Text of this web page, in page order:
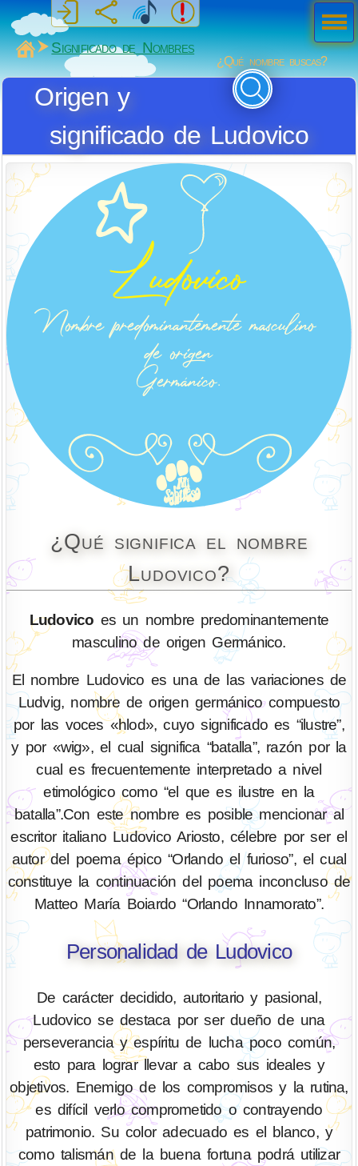
MiSabueso
Significado de Nombres
¿Qué nombre buscas?
Origen y
significado de Ludovico
¿Qué significa el nombre
Ludovico?
Ludovico es un nombre predominantemente
masculino de origen Germánico.
El nombre Ludovico es una de las variaciones de
Ludvig, nombre de origen germánico compuesto
por las voces «hlod», cuyo significado es “ilustre”,
y por «wig», el cual significa “batalla”, razón por la
cual es frecuentemente interpretado a nivel
etimológico como “el que es ilustre en la
batalla”.Con este nombre es posible mencionar al
escritor italiano Ludovico Ariosto, célebre por ser el
autor del poema épico “Orlando el furioso”, el cual
constituye la continuación del poema inconcluso de
Matteo María Boiardo “Orlando Innamorato”.
Personalidad de Ludovico
De carácter decidido, autoritario y pasional,
Ludovico se destaca por ser dueño de una
perseverancia y espíritu de lucha poco común,
esto para lograr llevar a cabo sus ideales y
objetivos. Enemigo de los compromisos y la rutina,
es difícil verlo comprometido o contrayendo
patrimonio. Su color adecuado es el blanco, y
como talismán de la buena fortuna podrá utilizar
Men
ú